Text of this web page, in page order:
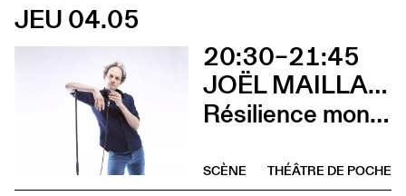
JEU 04.05
20:30–21:45
JOËL MAILLARD
Résilience mon cul
THÉÂTRE DE POCHE
SCÈNE